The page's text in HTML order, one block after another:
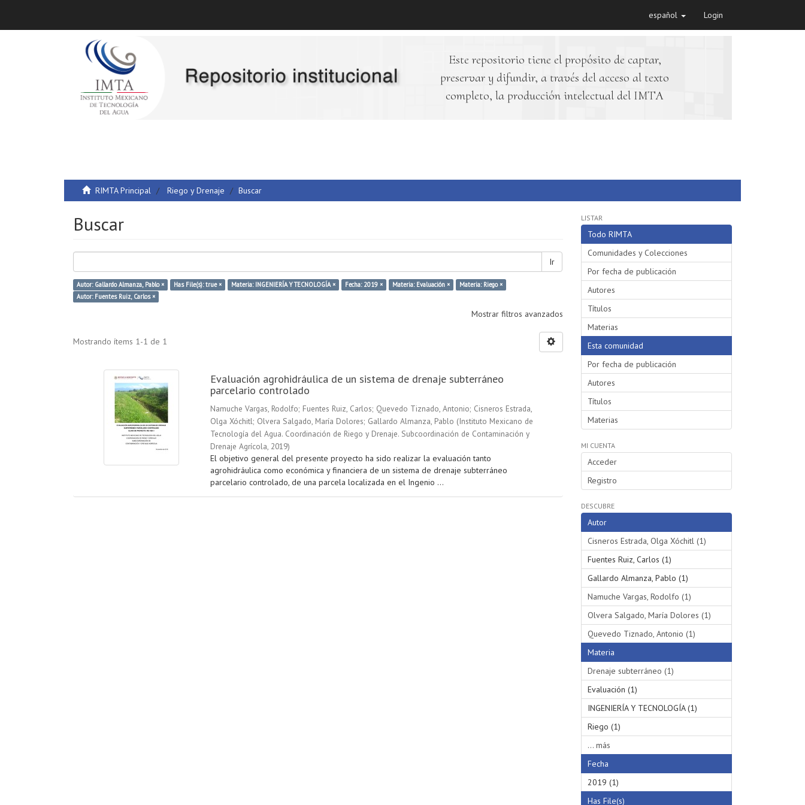
español Login
Este repositorio tiene el propósito de captar,
preservar y difundir, a través del acceso al texto
completo, la producción intelectual del IMTA
RIMTA Principal Riego y Drenaje Buscar
Buscar
Ir
Autor: Gallardo Almanza, Pablo × Has File(s): true × Materia: INGENIERÍA Y TECNOLOGÍA × Fecha: 2019 × Materia: Evaluación ×
Materia: Riego ×
Autor: Fuentes Ruiz, Carlos ×
Mostrar filtros avanzados
Mostrando ítems 1-1 de 1
Evaluación agrohidráulica de un sistema de drenaje subterráneo
parcelario controlado
Namuche Vargas, Rodolfo; Fuentes Ruiz, Carlos; Quevedo Tiznado, Antonio; Cisneros Estrada,
Olga Xóchitl; Olvera Salgado, María Dolores; Gallardo Almanza, Pablo (Instituto Mexicano de
Tecnología del Agua. Coordinación de Riego y Drenaje. Subcoordinación de Contaminación y
Drenaje Agrícola, 2019)
El objetivo general del presente proyecto ha sido realizar la evaluación tanto
agrohidráulica como económica y financiera de un sistema de drenaje subterráneo
parcelario controlado, de una parcela localizada en el Ingenio ...
LISTAR
Todo RIMTA
Comunidades y Colecciones
Por fecha de publicación
Autores
Títulos
Materias
Esta comunidad
Por fecha de publicación
Autores
Títulos
Materias
MI CUENTA
Acceder
Registro
DESCUBRE
Autor
Cisneros Estrada, Olga Xóchitl (1)
Fuentes Ruiz, Carlos (1)
Gallardo Almanza, Pablo (1)
Namuche Vargas, Rodolfo (1)
Olvera Salgado, María Dolores (1)
Quevedo Tiznado, Antonio (1)
Materia
Drenaje subterráneo (1)
Evaluación (1)
INGENIERÍA Y TECNOLOGÍA (1)
Riego (1)
... más
Fecha
2019 (1)
Has File(s)